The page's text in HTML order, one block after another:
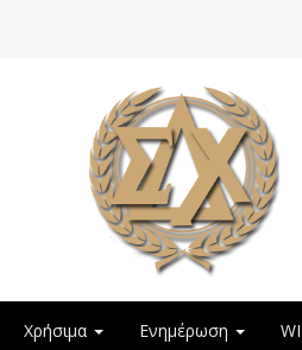
Χρήσιμα Ενημέρωση